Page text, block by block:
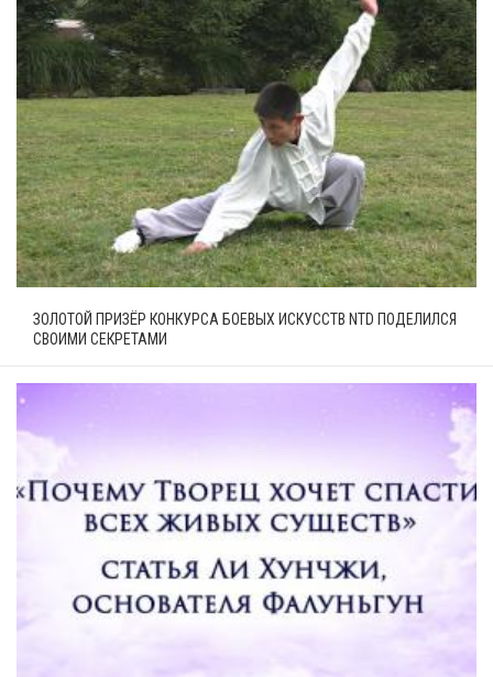
ЗОЛОТОЙ ПРИЗЁР КОНКУРСА БОЕВЫХ ИСКУССТВ NTD ПОДЕЛИЛСЯ
СВОИМИ СЕКРЕТАМИ